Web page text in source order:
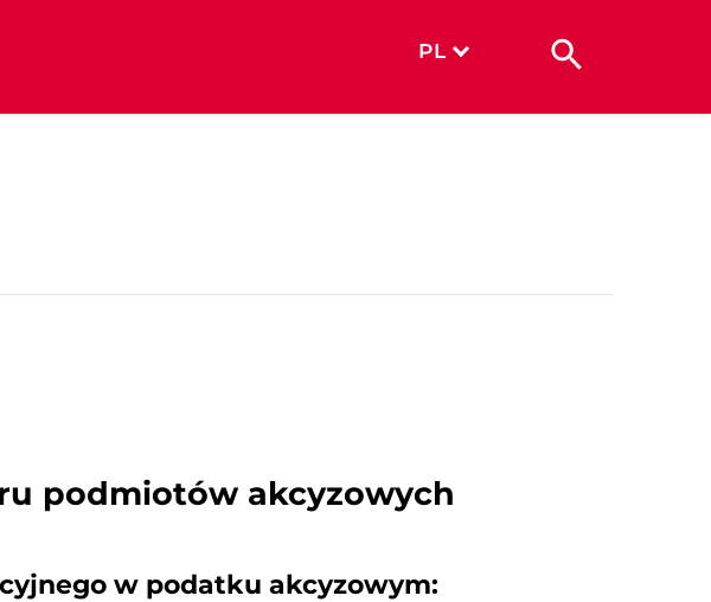
PL
podmiotów akcyzowych
w podatku akcyzowym: